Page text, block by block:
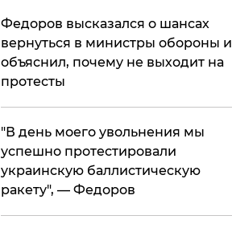
Федоров высказался о шансах
вернуться в министры обороны и
объяснил, почему не выходит на
протесты
​"В день моего увольнения мы
успешно протестировали
украинскую баллистическую
ракету", — Федоров